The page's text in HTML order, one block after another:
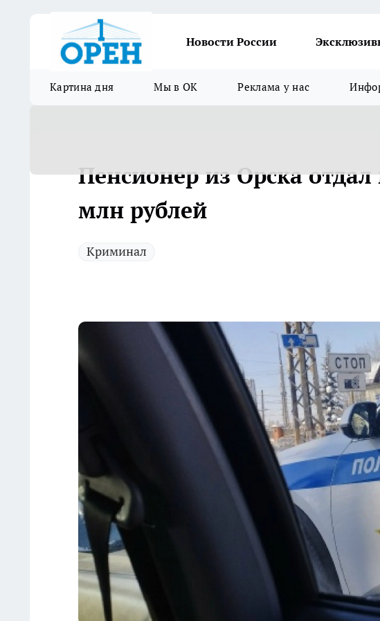
Новости России
Картина дня Мы в ОК Реклама у нас
Пенсионер из Орска
млн рублей
Криминал